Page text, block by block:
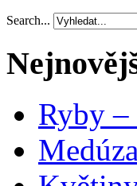
Search...
Ryby –